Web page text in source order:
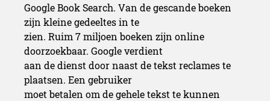
Google Book Search. Van de gescande boeken
zijn kleine gedeeltes in te
zien. Ruim 7 miljoen boeken zijn online
doorzoekbaar. Google verdient
aan de dienst door naast de tekst reclames te
plaatsen. Een gebruiker
moet betalen om de gehele tekst te kunnen